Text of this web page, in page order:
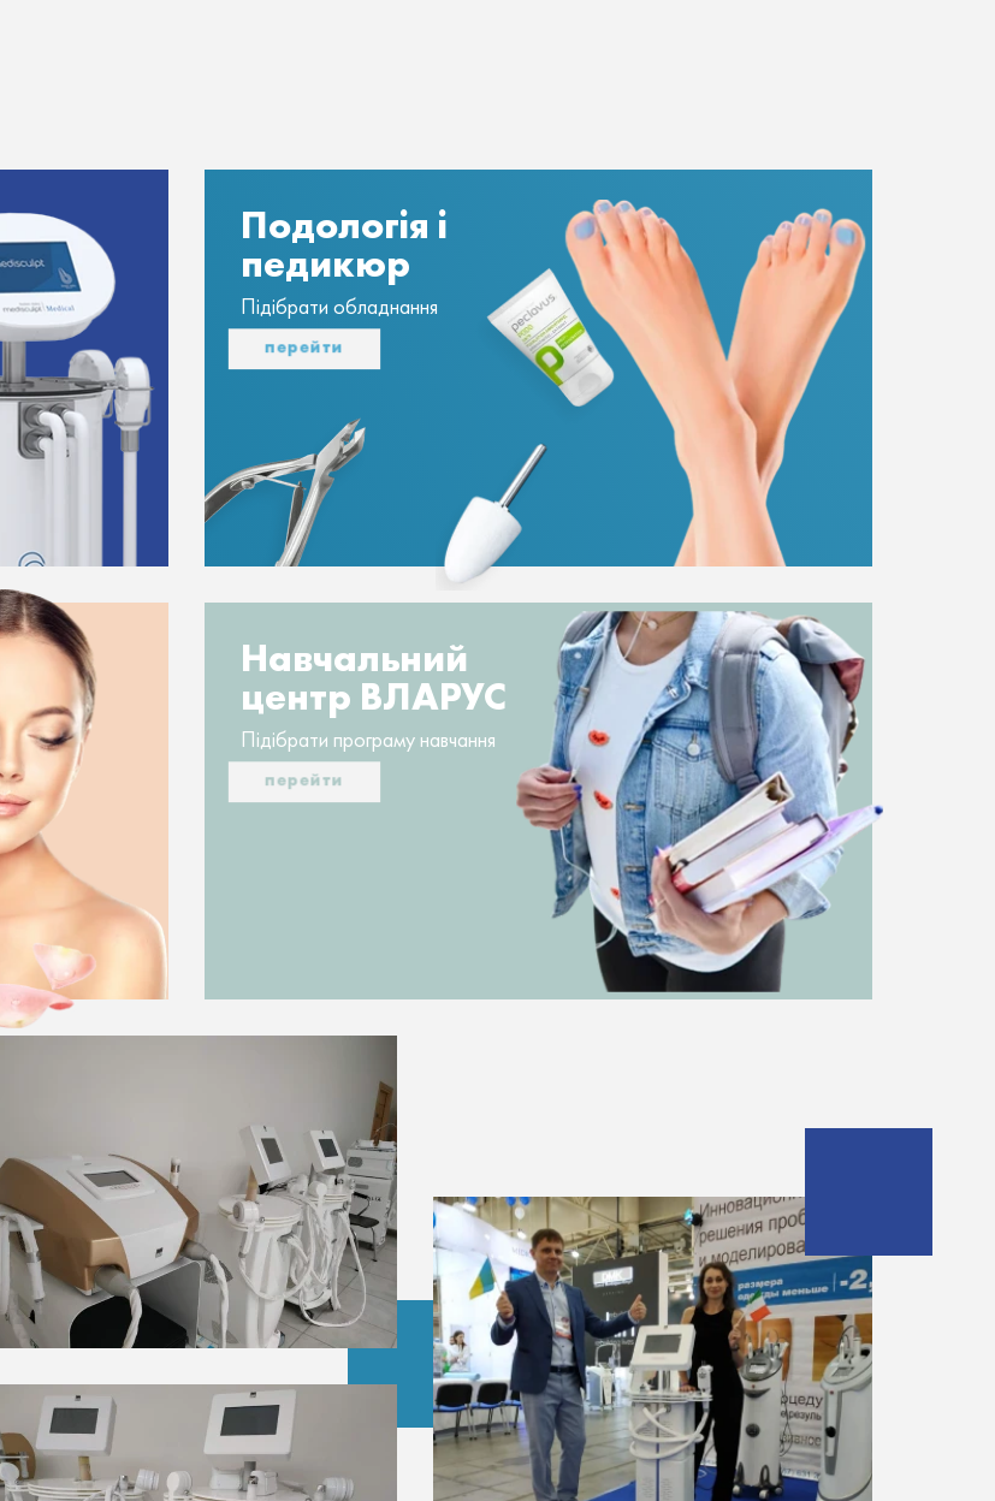
Подологія і
педикюр
Підібрати обладнання
перейти
Навчальний
центр ВЛАРУС
Підібрати програму навчання
перейти